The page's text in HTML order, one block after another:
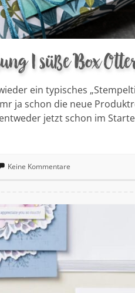
| süße Box
ein typisches
ja schon die neue
jetzt schon im
Keine Kommentare